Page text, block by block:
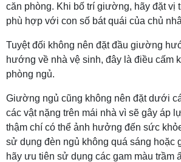
căn phòng. Khi bố trí giường, hãy đặt vị
phù hợp với con số bát quái của chủ
Tuyệt đối không nên đặt đầu giường
hướng về nhà vệ sinh, đây là điều cấm
phòng ngủ.
Giường ngủ cũng không nên đặt dưới
các vật nặng trên mái nhà vì sẽ gây áp
thậm chí có thể ảnh hưởng đến sức
sử dụng đèn ngủ không quá sáng hoặc
hãy ưu tiên sử dụng các gam màu trầm